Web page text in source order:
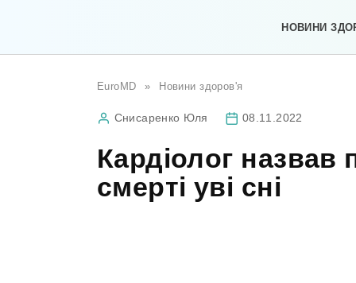
НОВИНИ
EuroMD » Новини здоров'я
Снисаренко Юля 08.11.2022
Кардіолог назвав
смерті уві сні